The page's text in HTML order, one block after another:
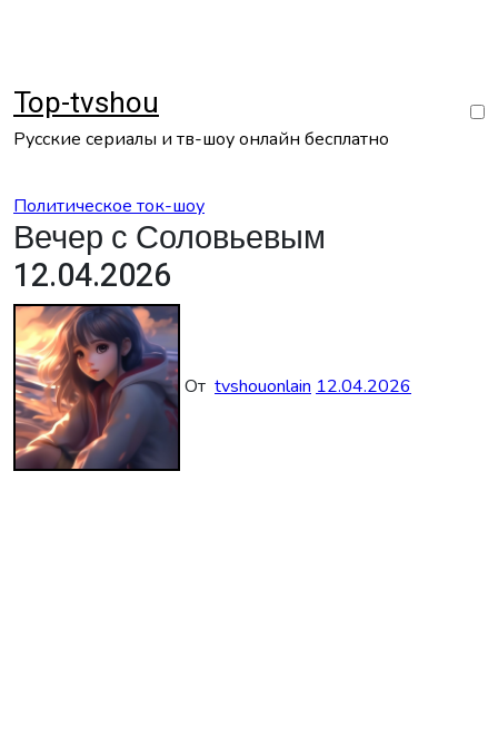
Top-tvshou
Русские сериалы и тв-шоу онлайн бесплатно
Политическое ток-шоу
Вечер с Соловьевым
12.04.2026
От tvshouonlain 12.04.2026